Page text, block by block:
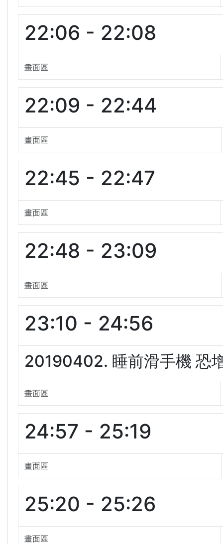
22:06 - 22:08
畫面區
22:09 - 22:44
畫面區
22:45 - 22:47
畫面區
22:48 - 23:09
畫面區
23:10 - 24:56
20190402. 睡前滑手機 恐
畫面區
24:57 - 25:19
畫面區
25:20 - 25:26
畫面區